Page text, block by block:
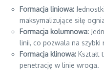
Formacja liniowa:
maksymalizujące siłę
Formacja kolumnowa:
linii, co pozwala na szybki
Formacja klinowa: Kształt
penetrację w linie wroga.